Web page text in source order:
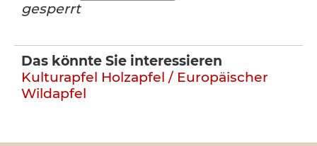
gesperrt
Das könnte Sie interessieren
Kulturapfel Holzapfel / Europäischer
Wildapfel